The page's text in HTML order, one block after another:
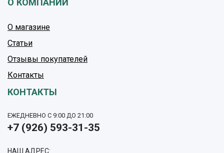
О КОМПАНИИ
О магазине
Статьи
Отзывы покупателей
Контакты
КОНТАКТЫ
ЕЖЕДНЕВНО С 9:00 ДО 21:00
+7 (926) 593-31-35
НАШ АДРЕС: